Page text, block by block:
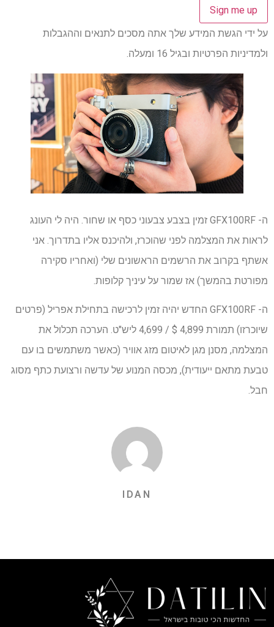
על ידי הגשת המידע שלך אתה מסכים לתנאים וההגבלות
ולמדיניות הפרטיות ובגיל 16 ומעלה.
ה- GFX100RF זמין בצבע צבעוני כסף או שחור. היה לי העונג
לראות את המצלמה לפני שהוכרז, ולהיכנס אליו בתדרוך. אני
אשתף בקרוב את הרשמים הראשונים שלי (ואחריו סקירה
מפורטת בהמשך) אז שמור על עיניך קלופות.
ה- GFX100RF החדש יהיה זמין לרכישה בתחילת אפריל (פרטים
שיוכרזו) תמורת 4,899 $ / 4,699 ליש"ט. הערכה תכלול את
המצלמה, מסנן מגן לאיטום מזג אוויר (כאשר משתמשים בו עם
טבעת מתאם ייעודית), מכסה המנוע של עדשה ורצועת כתף מסוג
חבל.
IDAN